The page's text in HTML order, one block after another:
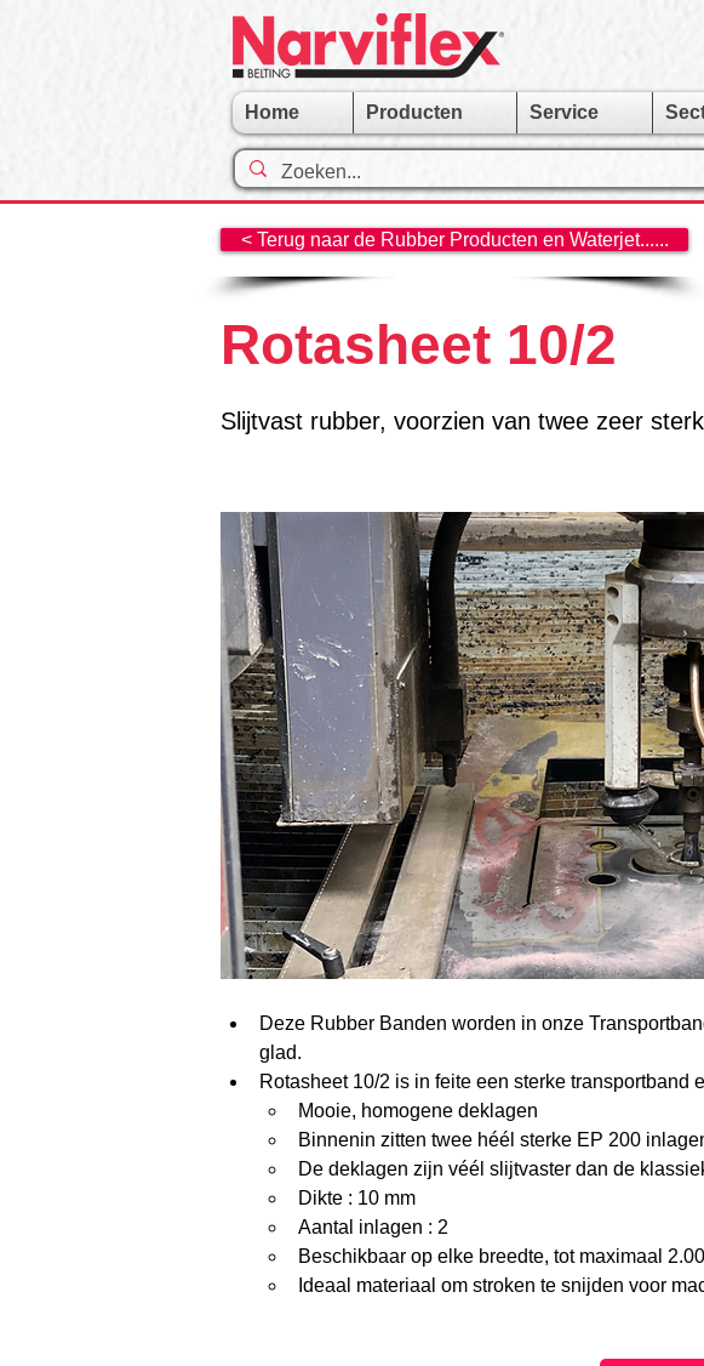
Home Producten Service
< Terug naar de Rubber Producten en Waterjet......
Rotasheet 10/2
Slijtvast rubber, voorzien van twee zeer
Deze Rubber Banden worden in onze
glad.
Rotasheet 10/2 is in feite een sterke transportband
Mooie, homogene deklagen
Binnenin zitten twee héél sterke EP 200
De deklagen zijn véél slijtvaster dan de
Dikte : 10 mm
Aantal inlagen : 2
Beschikbaar op elke breedte, tot maximaal
Ideaal materiaal om stroken te snijden voor